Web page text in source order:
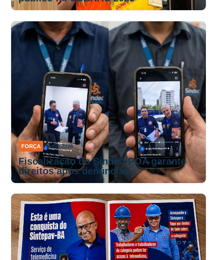
FORÇA 7 AGO 2026
Fiscalização do Sindec-POA garante
direitos após denúncias